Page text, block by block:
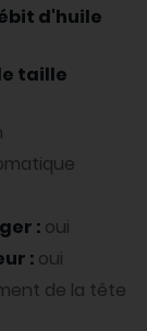
d'huile
taille
: oui
: oui
de la tête